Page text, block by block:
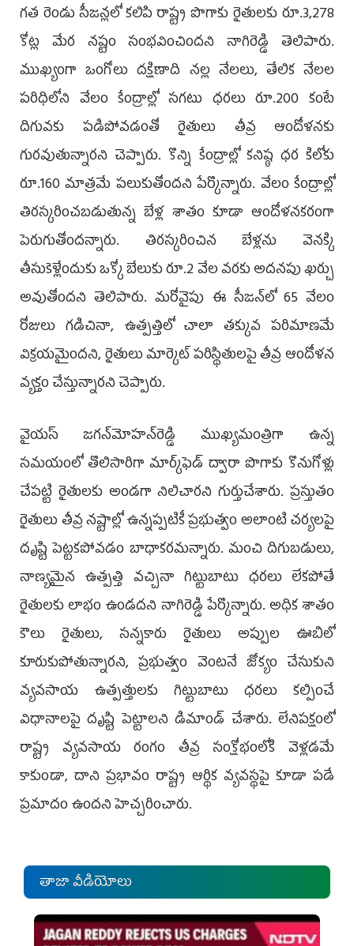
గత రెండు సీజన్లలో కలిపి రాష్ట్ర పొగాకు రైతులకు రూ.3,278
కోట్ల మేర నష్టం సంభవించిందని నాగిరెడ్డి తెలిపారు.
ముఖ్యంగా ఒంగోలు దక్షిణాది నల్ల నేలలు, తేలిక నేలల
పరిధిలోని వేలం కేంద్రాల్లో సగటు ధరలు రూ.200 కంటే
దిగువకు పడిపోవడంతో రైతులు తీవ్ర ఆందోళనకు
గురవుతున్నారని చెప్పారు. కొన్ని కేంద్రాల్లో కనిష్ఠ ధర కిలోకు
రూ.160 మాత్రమే పలుకుతోందని పేర్కొన్నారు. వేలం కేంద్రాల్లో
తిరస్కరించబడుతున్న బేళ్ల శాతం కూడా ఆందోళనకరంగా
పెరుగుతోందన్నారు. తిరస్కరించిన బేళ్లను వెనక్కి
తీసుకెళ్లేందుకు ఒక్కో బేలుకు రూ.2 వేల వరకు అదనపు ఖర్చు
అవుతోందని తెలిపారు. మరోవైపు ఈ సీజన్‌లో 65 వేలం
రోజులు గడిచినా, ఉత్పత్తిలో చాలా తక్కువ పరిమాణమే
విక్రయమైందని, రైతులు మార్కెట్ పరిస్థితులపై తీవ్ర ఆందోళన
వ్యక్తం చేస్తున్నారని చెప్పారు.
వైయ‌స్ జగన్‌మోహన్‌రెడ్డి ముఖ్యమంత్రిగా ఉన్న
సమయంలో తొలిసారిగా మార్క్‌ఫెడ్ ద్వారా పొగాకు కొనుగోళ్లు
చేపట్టి రైతులకు అండగా నిలిచారని గుర్తుచేశారు. ప్రస్తుతం
రైతులు తీవ్ర నష్టాల్లో ఉన్నప్పటికీ ప్రభుత్వం అలాంటి చర్యలపై
దృష్టి పెట్టకపోవడం బాధాకరమన్నారు. మంచి దిగుబడులు,
నాణ్యమైన ఉత్పత్తి వచ్చినా గిట్టుబాటు ధరలు లేకపోతే
రైతులకు లాభం ఉండదని నాగిరెడ్డి పేర్కొన్నారు. అధిక శాతం
కౌలు రైతులు, సన్నకారు రైతులు అప్పుల ఊబిలో
కూరుకుపోతున్నారని, ప్రభుత్వం వెంటనే జోక్యం చేసుకుని
వ్యవసాయ ఉత్పత్తులకు గిట్టుబాటు ధరలు కల్పించే
విధానాలపై దృష్టి పెట్టాలని డిమాండ్ చేశారు. లేనిపక్షంలో
రాష్ట్ర వ్యవసాయ రంగం తీవ్ర సంక్షోభంలోకి వెళ్లడమే
కాకుండా, దాని ప్రభావం రాష్ట్ర ఆర్థిక వ్యవస్థపై కూడా పడే
ప్రమాదం ఉందని హెచ్చరించారు.
తాజా వీడియోలు